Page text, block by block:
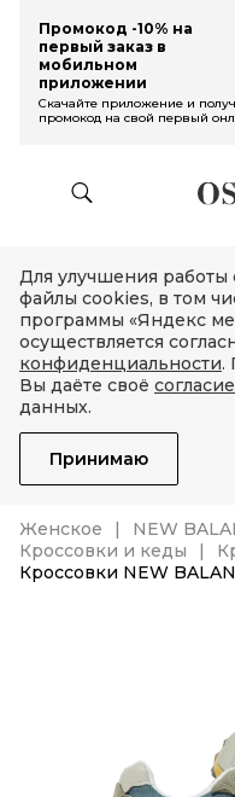
Промокод -10% на
первый заказ в
мобильном
приложении
Скачайте приложение и
промокод на свой первый
Для улучшения работы
файлы cookies, в том
программы «Яндекс
осуществляется
конфиденциальности.
Вы даёте своё согласие
данных.
Принимаю
Женское NEW
Кроссовки и кеды
Кроссовки NEW